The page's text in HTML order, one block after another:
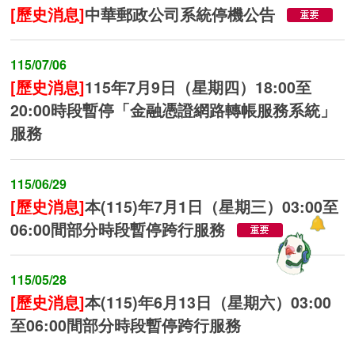
[歷史消息]中華郵政公司系統停機公告
115/07/06
[歷史消息]115年7月9日（星期四）18:00至
20:00時段暫停「金融憑證網路轉帳服務系統」
服務
115/06/29
[歷史消息]本(115)年7月1日（星期三）03:00至
06:00間部分時段暫停跨行服務
115/05/28
[歷史消息]本(115)年6月13日（星期六）03:00
至06:00間部分時段暫停跨行服務